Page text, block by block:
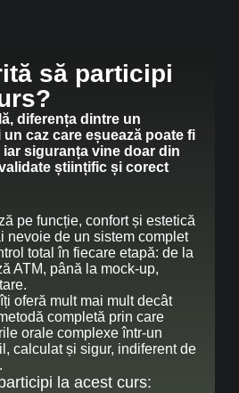
să participi
diferența dintre un
caz care eșuează poate fi
siguranța vine doar din
științific și corect
pe funcție, confort și estetică
nevoie de un sistem complet
total în fiecare etapă: de la
ATM, până la mock-up,
oferă mult mai mult decât
completă prin care
orale complexe într-un
calculat și sigur, indiferent de
la acest curs: